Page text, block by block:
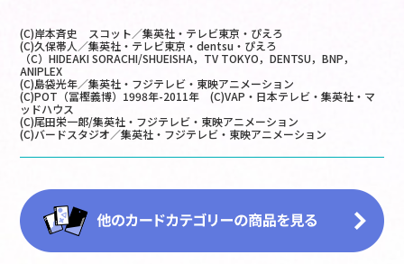
(C)岸本斉史 スコット／集英社・テレビ東京・ぴえろ
(C)久保帯人／集英社・テレビ東京・dentsu・ぴえろ
（C）HIDEAKI SORACHI/SHUEISHA，TV TOKYO，DENTSU，BNP，
ANIPLEX
(C)島袋光年／集英社・フジテレビ・東映アニメーション
(C)POT（冨樫義博）1998年-2011年 (C)VAP・日本テレビ・集英社・マ
ッドハウス
(C)尾田栄一郎/集英社・フジテレビ・東映アニメーション
(C)バードスタジオ／集英社・フジテレビ・東映アニメーション